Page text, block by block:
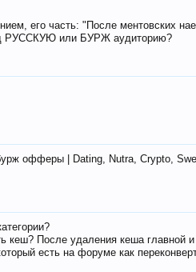
его часть: "После ментовских
РУССКУЮ или БУРЖ аудиторию?
офферы | Dating, Nutra, Crypto,
После удаления кеша главной и
есть на форуме как